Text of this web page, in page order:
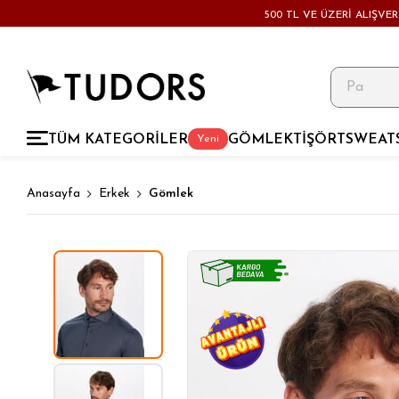
500 TL VE ÜZERİ
Yeni
TÜM KATEGORİLER GÖMLEK TİŞÖRT
Anasayfa Erkek Gömlek